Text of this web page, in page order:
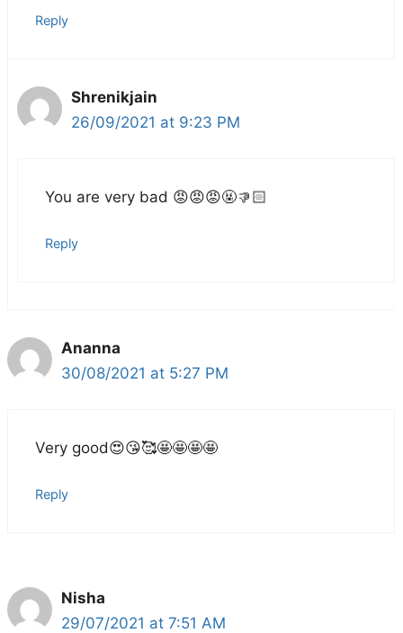
Reply
Shrenikjain
26/09/2021 at 9:23 PM
You are very bad 😡😡😡🤬👎🏻
Reply
Ananna
30/08/2021 at 5:27 PM
Very good😍😘🥰🤩🤩🤩🤩
Reply
Nisha
29/07/2021 at 7:51 AM